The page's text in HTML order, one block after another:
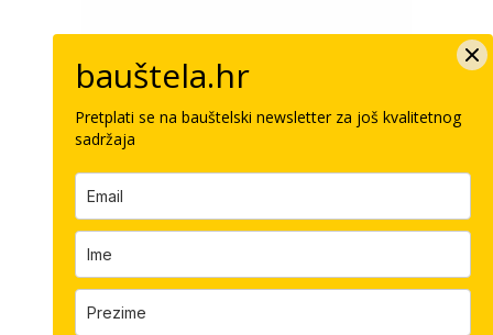
bauštela.hr
Pretplati se na bauštelski newsletter za još kvalitetnog
sadržaja